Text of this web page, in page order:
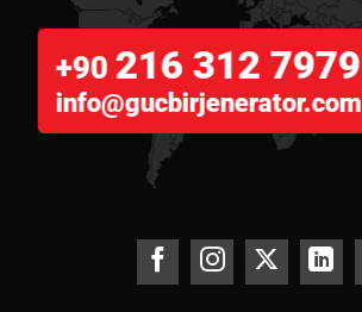
+90 216 312 7979
info@gucbirjenerator.com